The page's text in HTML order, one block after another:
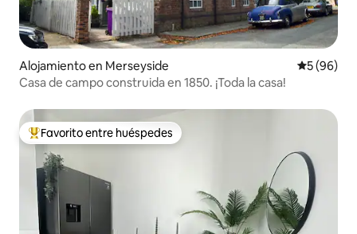
Alojamiento en Merseyside
5 (96)
Casa de campo construida en 1850. ¡Toda la casa!
Favorito entre huéspedes preferido
Favorito entre huéspedes